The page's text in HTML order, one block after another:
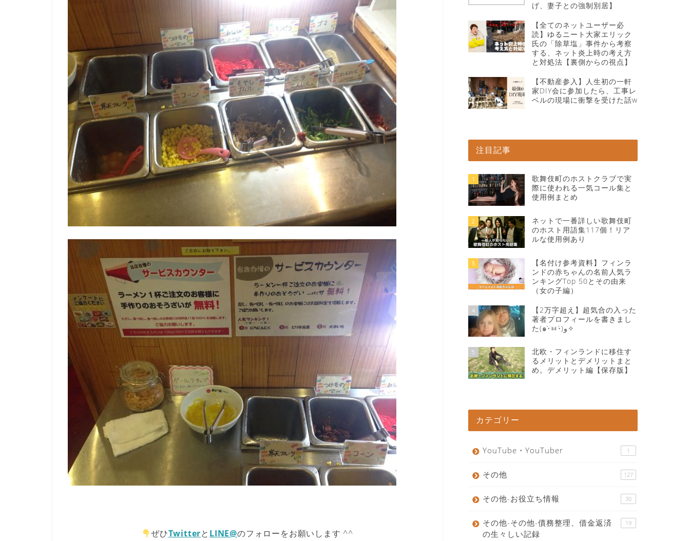
ぜひTwitterと LINE@のフォローをお願いします ^^
げ、妻子との強制別居】
【全てのネットユーザー必
読】ゆるニート大家エリック
氏の「除草塩」事件から考察
する、ネット炎上時の考え方
と対処法【裏側からの視点】
【不動産参入】人生初の一軒
家DIY会に参加したら、工事レ
ベルの現場に衝撃を受けた話w
注目記事
1
歌舞伎町のホストクラブで実
際に使われる一気コール集と
使用例まとめ
2
ネットで一番詳しい歌舞伎町
のホスト用語集117個！リア
ルな使用例あり
3
【名付け参考資料】フィンラ
ンドの赤ちゃんの名前人気ラ
ンキングTop 50とその由来
（女の子編）
4
【2万字超え】超気合の入った
著者プロフィールを書きまし
た(๑•̀ㅂ•́)و✧
5
北欧・フィンランドに移住す
るメリットとデメリットまと
め。デメリット編【保存版】
カテゴリー
YouTube・YouTuber 1
その他 127
その他-お役立ち情報 30
その他-その他-債務整理、借金返済
の生々しい記録
19